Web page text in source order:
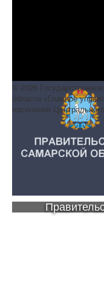
© 2026
области «Главное
населения